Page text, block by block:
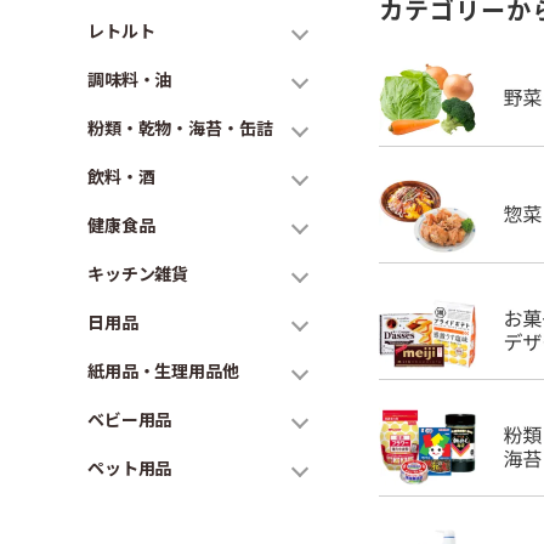
レトルト
調味料・油
粉類・乾物・海苔・缶詰
飲料・酒
健康食品
キッチン雑貨
日用品
紙用品・生理用品他
ベビー用品
ペット用品
カテゴリーか